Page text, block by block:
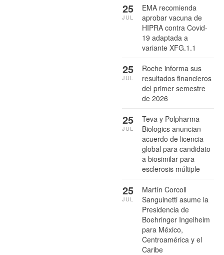
EMA recomienda
aprobar vacuna de
HIPRA contra Covid-
19 adaptada a
variante XFG.1.1
25
JUL
Roche informa sus
resultados financieros
del primer semestre
de 2026
25
JUL
Teva y Polpharma
Biologics anuncian
acuerdo de licencia
global para candidato
a biosimilar para
esclerosis múltiple
25
JUL
Martín Corcoll
Sanguinetti asume la
Presidencia de
Boehringer Ingelheim
para México,
Centroamérica y el
Caribe
25
JUL